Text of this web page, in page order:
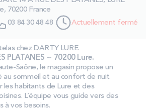
70200 France
03 84 30 48 48 Actuellement fermé
chez DARTY LURE.
PLATANES -- 70200 Lure.
le magasin propose un
au sommeil et au confort de nuit.
les habitants de Lure et des
L’équipe vous guide vers des
à vos besoins.